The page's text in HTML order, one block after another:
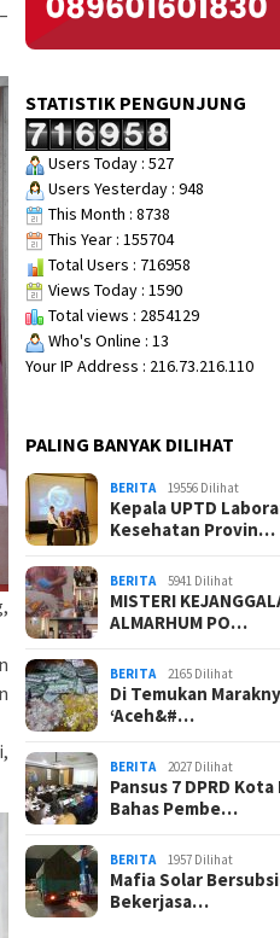
STATISTIK PENGUNJUNG
Users Today : 527
Users Yesterday : 948
This Month : 8738
This Year : 155704
Total Users : 716958
Views Today : 1590
Total views : 2854129
Who's Online : 13
Your IP Address : 216.73.216.110
PALING BANYAK DILIHAT
BERITA 19556 Dilihat
Kepala UPTD
Kesehatan Provin…
BERITA 5941 Dilihat
MISTERI
ALMARHUM PO…
BERITA 2165 Dilihat
Di Temukan
‘Aceh&#…
BERITA 2027 Dilihat
Pansus 7 DPRD
Bahas Pembe…
BERITA 1957 Dilihat
Mafia Solar
Bekerjasa…